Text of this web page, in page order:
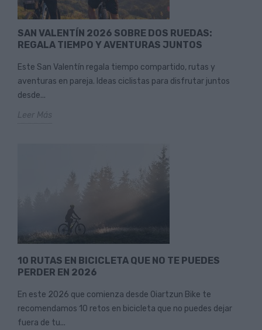
SAN VALENTÍN 2026 SOBRE DOS RUEDAS:
REGALA TIEMPO Y AVENTURAS JUNTOS
Este San Valentín regala tiempo compartido, rutas y
aventuras en pareja. Ideas ciclistas para disfrutar juntos
desde...
Leer Más
10 RUTAS EN BICICLETA QUE NO TE PUEDES
PERDER EN 2026
En este 2026 que comienza desde Oiartzun Bike te
recomendamos 10 retos en bicicleta que no puedes dejar
fuera de tu...